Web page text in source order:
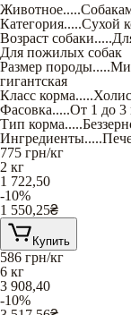
Животное.....
Категория.....Сухой
Возраст собаки.....
Для пожилых собак
Размер породы.....
гигантская
Класс корма.....
Фасовка.....От 1 до 3
Тип корма.....
Ингредиенты.....
775 грн/кг
2 кг
1 722,50
-10%
1 550,25₴
Купить
586 грн/кг
6 кг
3 908,40
-10%